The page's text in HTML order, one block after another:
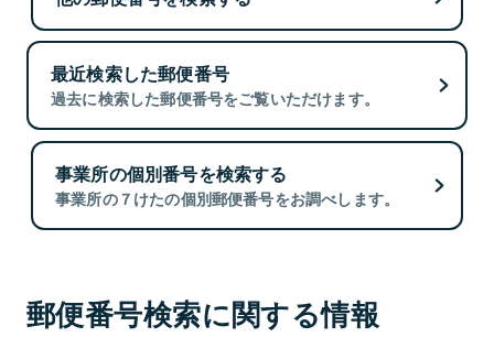
最近検索した郵便番号
過去に検索した郵便番号をご覧いただけます。
事業所の個別番号を検索する
事業所の７けたの個別郵便番号をお調べします。
郵便番号検索に関する情報